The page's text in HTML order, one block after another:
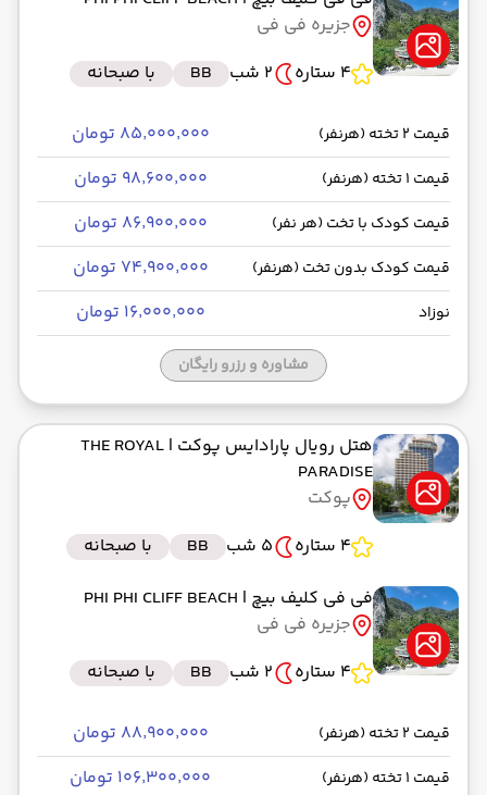
جزیره فی فی
4 ستاره
2 شب BB با صبحانه
قیمت 2 تخته (هرنفر) ۸۵٬۰۰۰٬۰۰۰ تومان
قیمت 1 تخته (هرنفر) ۹۸٬۶۰۰٬۰۰۰ تومان
قیمت کودک با تخت (هر نفر) ۸۶٬۹۰۰٬۰۰۰ تومان
قیمت کودک بدون تخت (هرنفر) ۷۴٬۹۰۰٬۰۰۰ تومان
نوزاد ۱۶٬۰۰۰٬۰۰۰ تومان
مشاوره و رزرو رایگان
هتل رویال پارادایس پوکت | THE ROYAL
PARADISE
پوکت
4 ستاره
5 شب BB
با صبحانه
فی فی کلیف بیچ | PHI PHI CLIFF BEACH
جزیره فی فی
4 ستاره
2 شب BB با صبحانه
قیمت 2 تخته (هرنفر) ۸۸٬۹۰۰٬۰۰۰ تومان
قیمت 1 تخته (هرنفر) ۱۰۶٬۳۰۰٬۰۰۰ تومان